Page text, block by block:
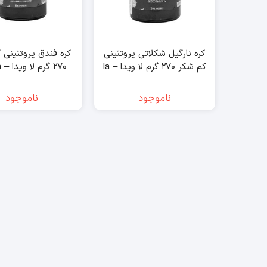
کره نارگیل شکلاتی پروتئینی
کم شکر ۲۷۰ گرم لا ویدا – la
ناموجود
کره فندق
۲۷۰ گرم لا ویدا – la vida
ناموجود